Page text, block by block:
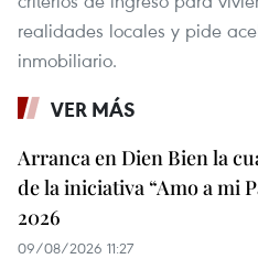
realidades locales y pide
inmobiliario.
VER MÁS
Arranca en Dien Bien la
de la iniciativa “Amo a mi
2026
09/08/2026 11:27